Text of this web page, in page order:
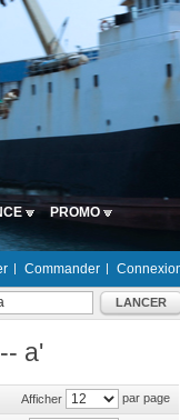
PROMO
Commander
LANCER
a'
Afficher par page